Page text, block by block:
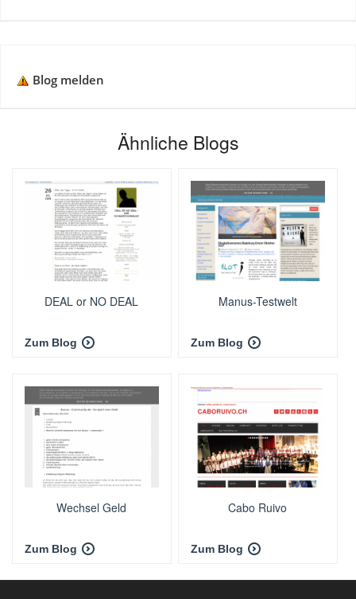
Blog melden
Ähnliche Blogs
DEAL or NO DEAL
Zum Blog
Manus-Testwelt
Zum Blog
Wechsel Geld
Zum Blog
Cabo Ruivo
Zum Blog